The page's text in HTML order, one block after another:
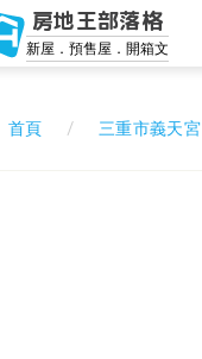
房地王部落格
新屋．預售屋．開箱文
首頁 三重市義天宮